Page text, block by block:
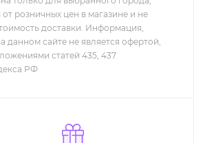
розничных цен в магазине и не
доставки. Информация,
данном сайте не является офертой,
статей 435, 437
РФ